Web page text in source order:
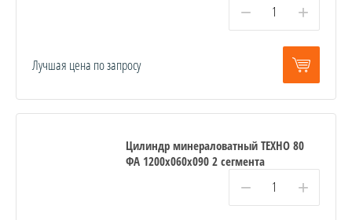
− +
Лучшая цена по запросу
Цилиндр минераловатный ТЕХНО 80
ФА 1200x060x090 2 сегмента
− +